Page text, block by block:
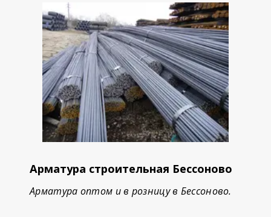
Арматура строительная Бессоново
Арматура оптом и в розницу в Бессоново.